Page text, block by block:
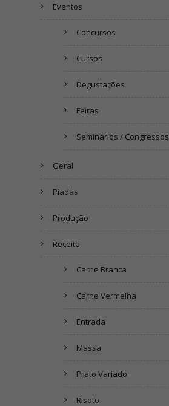
Eventos
Concursos
Cursos
Degustações
Feiras
Seminários / Congressos
Geral
Piadas
Produção
Receita
Carne Branca
Carne Vermelha
Entrada
Massa
Prato Variado
Risoto